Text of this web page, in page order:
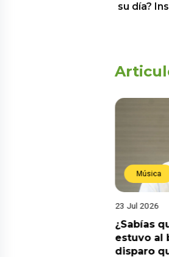
su día?
Música
23 Jul 2026
¿Sabías
estuvo al
disparo